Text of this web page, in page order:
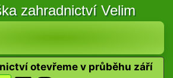
zahradnictví Velim
otevřeme v průběhu září